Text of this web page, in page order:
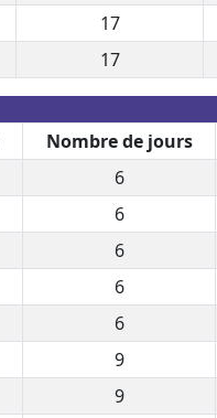
17
17
Nombre de jours
6
6
6
6
6
9
9